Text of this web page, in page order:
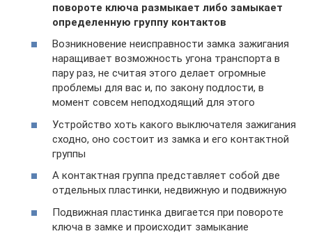
повороте ключа размыкает либо замыкает
определенную группу контактов
Возникновение неисправности замка зажигания
наращивает возможность угона транспорта в
пару раз, не считая этого делает огромные
проблемы для вас и, по закону подлости, в
момент совсем неподходящий для этого
Устройство хоть какого выключателя зажигания
сходно, оно состоит из замка и его контактной
группы
А контактная группа представляет собой две
отдельных пластинки, недвижную и подвижную
Подвижная пластинка двигается при повороте
ключа в замке и происходит замыкание